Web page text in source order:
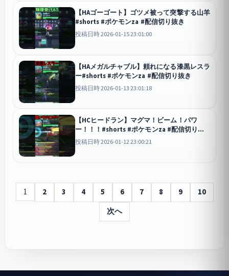
【HAゴーゴート】ゴツメ被って突撃する山羊
#shorts #ポケモンza #配信切り抜き
投稿日時 2026-01-15 23:01:00
【HAメガルチャブル】頼れになる漆黒レスラ
ー#shorts #ポケモンza #配信切り抜き
投稿日時 2026-01-13 23:01:18
【HCヒードラン】マグマ！ビーム！パワ
ー！！！#shorts #ポケモンza #配信切り抜
き
投稿日時 2026-01-12 23:00:21
1 2 3 4 5 6 7 8 9
10
次へ